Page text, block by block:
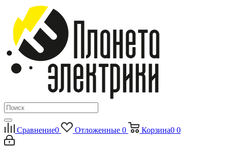
Сравнение0 Отложенные 0 Корзина0 0